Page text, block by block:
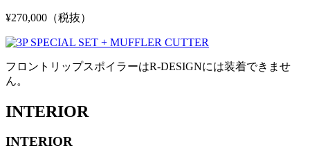
¥270,000（税抜）
フロントリップスポイラーはR-DESIGNには装着できませ
ん。
INTERIOR
INTERIOR